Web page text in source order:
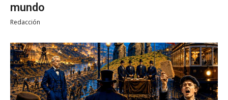
mundo
Redacción